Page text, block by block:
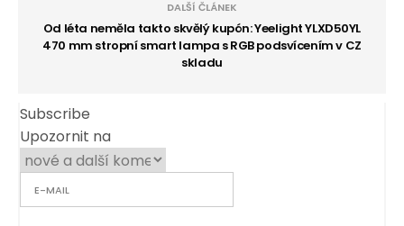
DALŠÍ ČLÁNEK
Od léta neměla takto skvělý kupón: Yeelight YLXD50YL
470 mm stropní smart lampa s RGB podsvícením v CZ
skladu
Subscribe
Upozornit na